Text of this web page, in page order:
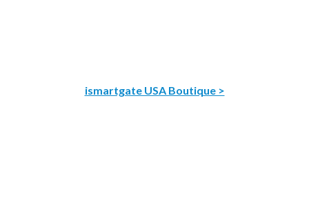
ismartgate USA Boutique >